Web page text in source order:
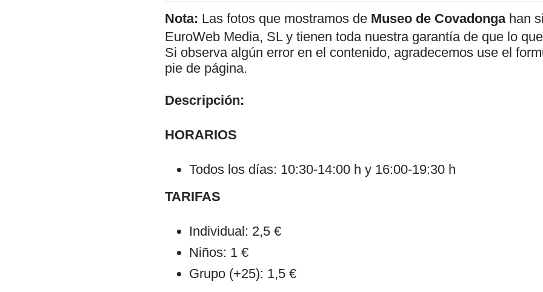
Nota: Las fotos que mostramos de Museo de Covadongahan
EuroWeb Media, SL y tienen toda nuestra garantía de que lo
Si observa algún error en el contenido, agradecemos use el
pie de página.
Descripción:
HORARIOS
Todos los días: 10:30-14:00 h y 16:00-19:30 h
TARIFAS
Individual: 2,5 €
Niños: 1 €
Grupo (+25): 1,5 €